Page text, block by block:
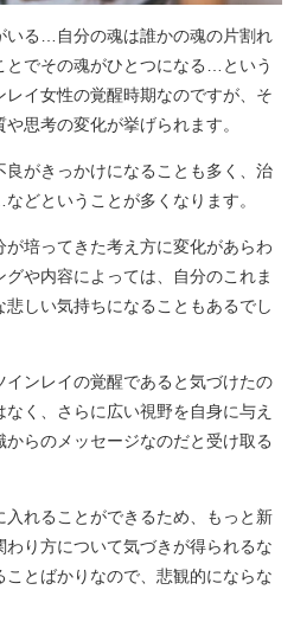
いる…自分の魂は誰かの魂の片割れ
とでその魂がひとつになる…という
イ女性の覚醒時期なのですが、そ
思考の変化が挙げられます。
がきっかけになることも多く、治
どということが多くなります。
培ってきた考え方に変化があらわ
や内容によっては、自分のこれま
しい気持ちになることもあるでし
インレイの覚醒であると気づけたの
く、さらに広い視野を自身に与え
らのメッセージなのだと受け取る
入れることができるため、もっと新
わり方について気づきが得られるな
とばかりなので、悲観的にならな